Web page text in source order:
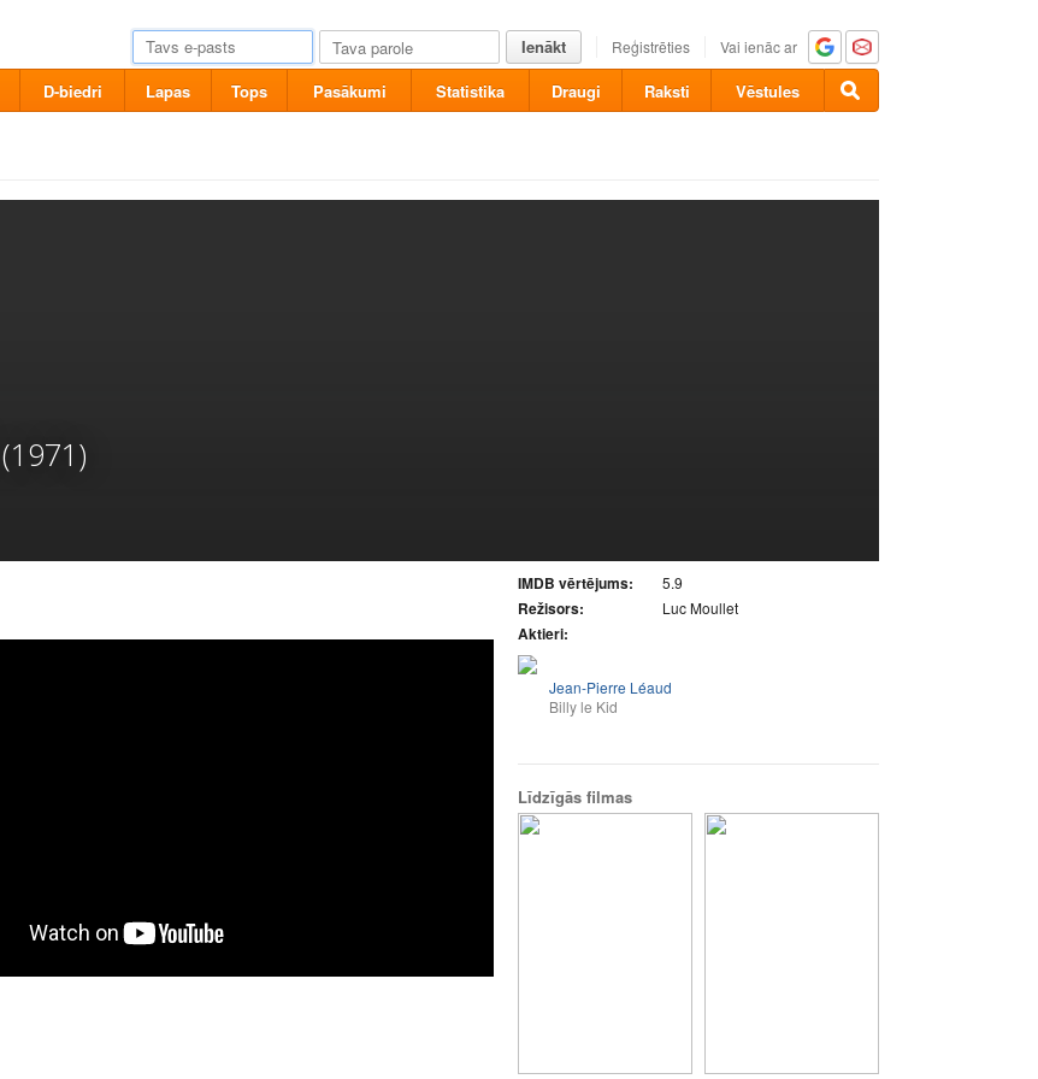
Ienākt Reģistrēties Vai ienāc ar
D-biedri Lapas Tops Pasākumi Statistika Draugi Raksti Vēstules
(1971)
IMDB vērtējums: 5.9
Režisors: Luc Moullet
Aktieri:
Jean-Pierre Léaud
Billy le Kid
Līdzīgās filmas